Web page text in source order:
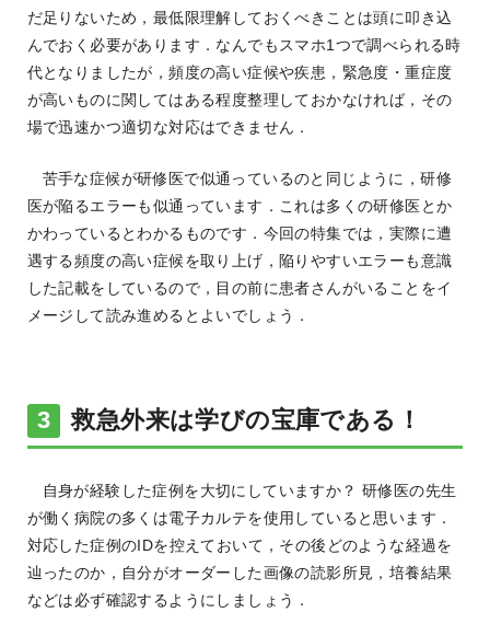
だ足りないため，最低限理解しておくべきことは頭に叩き込
んでおく必要があります．なんでもスマホ1つで調べられる時
代となりましたが，頻度の高い症候や疾患，緊急度・重症度
が高いものに関してはある程度整理しておかなければ，その
場で迅速かつ適切な対応はできません．
苦手な症候が研修医で似通っているのと同じように，研修
医が陥るエラーも似通っています．これは多くの研修医とか
かわっているとわかるものです．今回の特集では，実際に遭
遇する頻度の高い症候を取り上げ，陥りやすいエラーも意識
した記載をしているので，目の前に患者さんがいることをイ
メージして読み進めるとよいでしょう．
救急外来は学びの宝庫である！
自身が経験した症例を大切にしていますか？ 研修医の先生
が働く病院の多くは電子カルテを使用していると思います．
対応した症例のIDを控えておいて，その後どのような経過を
辿ったのか，自分がオーダーした画像の読影所見，培養結果
などは必ず確認するようにしましょう．